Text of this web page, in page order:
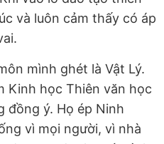
và luôn cảm thấy có áp
mình ghét là Vật Lý.
Kinh học Thiên văn học
đồng ý. Họ ép Ninh
vì mọi người, vì nhà